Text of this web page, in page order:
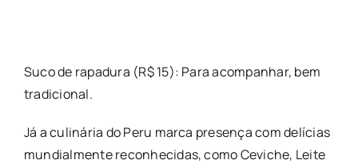
Suco de rapadura (R$ 15): Para acompanhar, bem
tradicional.
Já a culinária do Peru marca presença com delícias
mundialmente reconhecidas, como Ceviche, Leite